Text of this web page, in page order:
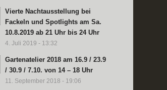
Vierte Nachtausstellung bei
Fackeln und Spotlights am Sa.
10.8.2019 ab 21 Uhr bis 24 Uhr
4. Juli 2019 - 13:32
Gartenatelier 2018 am 16.9 / 23.9
/ 30.9 / 7.10. von 14 – 18 Uhr
11. September 2018 - 19:06